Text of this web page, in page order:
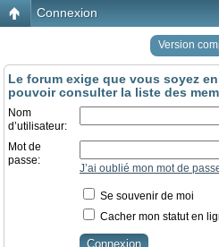
Connexion
Version
Le forum exige que vous soyez
pouvoir consulter la liste des
Nom
d’utilisateur:
Mot de
passe:
J’ai oublié mon mot de
Se souvenir de moi
Cacher mon statut en